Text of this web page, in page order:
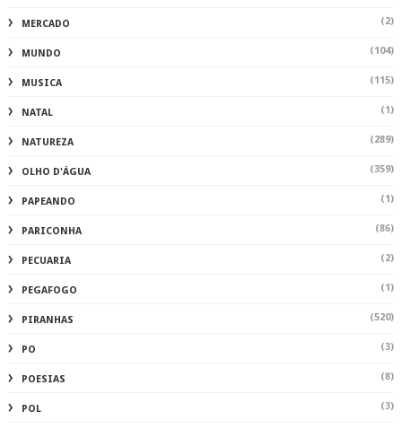
MERCADO (2)
MUNDO (104)
MUSICA (115)
NATAL (1)
NATUREZA (289)
OLHO D'ÁGUA (359)
PAPEANDO (1)
PARICONHA (86)
PECUARIA (2)
PEGAFOGO (1)
PIRANHAS (520)
PO (3)
POESIAS (8)
POL (3)